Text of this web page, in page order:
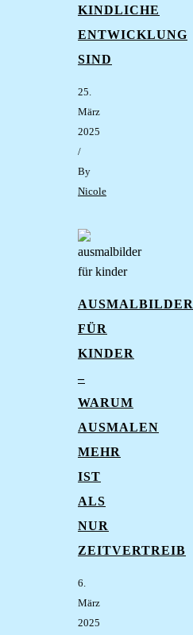
KINDLICHE
ENTWICKLUNG
SIND
25.
März
2025
/
By
Nicole
AUSMALBILDER
FÜR
KINDER
–
WARUM
AUSMALEN
MEHR
IST
ALS
NUR
ZEITVERTREIB
6.
März
2025